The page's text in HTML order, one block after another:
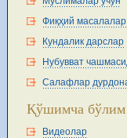
Фиқҳий масалалар
Кундалик дарслар
Нубувват
Салафлар
Қўшимча бўлим
Видеолар